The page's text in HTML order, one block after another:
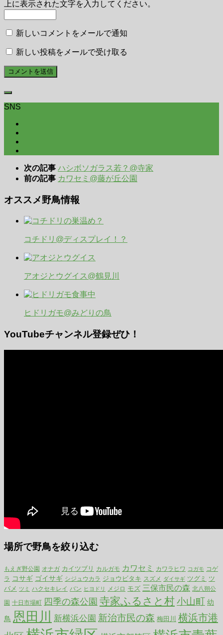
上に表示された文字を入力してください。
新しいコメントをメールで通知
新しい投稿をメールで受け取る
SNS
次の記事 ハシボソガラス若？@寺家
前の記事 カワセミ@藤が丘公園
オススメ野鳥情報
コチドリ@ディスプレイ！？
アオジとウグイス@鶴見川
ヒドリガモ@みどりの鳥
YouTubeチャンネル登録ぜひ！
場所で野鳥を絞り込む
もえぎ野公園 オナガ カイツブリ カルガモ カワセミ カワラヒワ コガモ コゲ
ラ
コサギ ゴイサギ シジュウカラ ジョウビタキ スズメ ダイサギ ツグミ ツ
バメ ツミ ハクセキレイ バン ヒヨドリ メジロ モズ 三保市民の森 北八朔公
園 十日市場町 四季の森公園 寺家ふるさと村小山町 幼
鳥 恩田川 新横浜公園 新治市民の森 梅田川 横浜市港